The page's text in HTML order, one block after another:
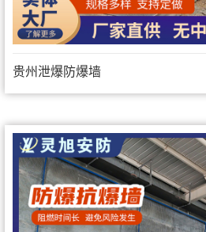
贵州泄爆防爆墙